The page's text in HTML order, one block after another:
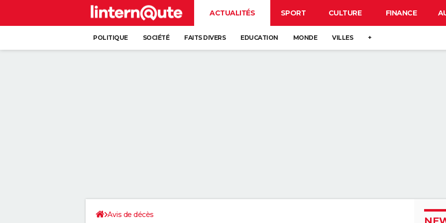
ACTUALITÉS SPORT CULTURE FINANCE
POLITIQUE SOCIÉTÉ FAITS DIVERS EDUCATION MONDE VILLES +
Avis de décès